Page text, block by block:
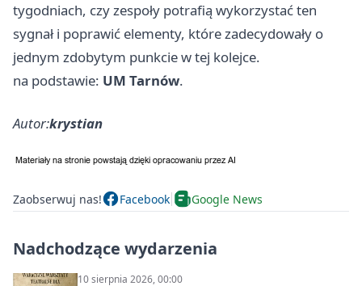
tygodniach, czy zespoły potrafią wykorzystać ten
sygnał i poprawić elementy, które zadecydowały o
jednym zdobytym punkcie w tej kolejce.
na podstawie: UM Tarnów.
Autor:krystian
Zaobserwuj nas! Facebook Google News
Nadchodzące wydarzenia
10 sierpnia 2026, 00:00